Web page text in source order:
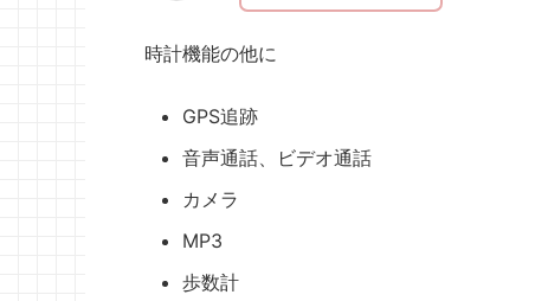
時計機能の他に
GPS追跡
音声通話、ビデオ通話
カメラ
MP3
歩数計